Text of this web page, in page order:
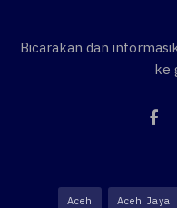
Bicarakan dan
ke
Aceh Aceh Jaya